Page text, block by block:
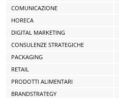
COMUNICAZIONE
HORECA
DIGITAL MARKETING
CONSULENZE STRATEGICHE
PACKAGING
RETAIL
PRODOTTI ALIMENTARI
BRANDSTRATEGY